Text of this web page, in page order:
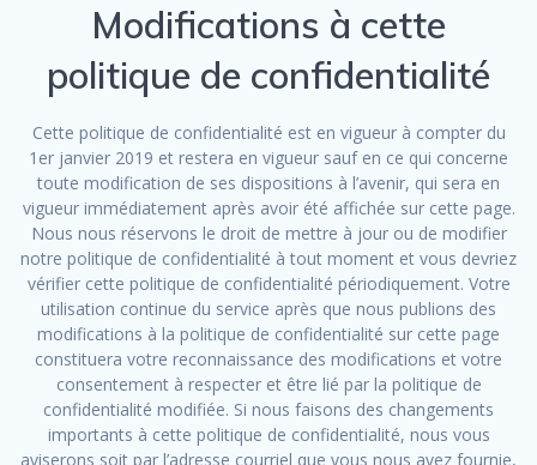
Modifications à cette
politique de confidentialité
Cette politique de confidentialité est en vigueur à compter du
1er janvier 2019 et restera en vigueur sauf en ce qui concerne
toute modification de ses dispositions à l’avenir, qui sera en
vigueur immédiatement après avoir été affichée sur cette page.
Nous nous réservons le droit de mettre à jour ou de modifier
notre politique de confidentialité à tout moment et vous devriez
vérifier cette politique de confidentialité périodiquement. Votre
utilisation continue du service après que nous publions des
modifications à la politique de confidentialité sur cette page
constituera votre reconnaissance des modifications et votre
consentement à respecter et être lié par la politique de
confidentialité modifiée. Si nous faisons des changements
importants à cette politique de confidentialité, nous vous
aviserons soit par l’adresse courriel que vous nous avez fournie,